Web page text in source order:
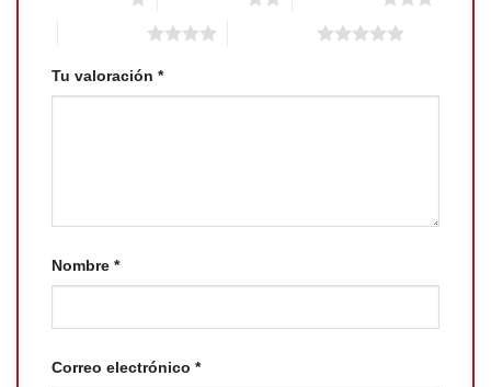
Tu valoración *
Nombre *
Correo electrónico *